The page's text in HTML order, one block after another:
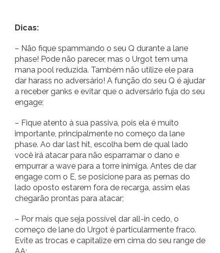
Dicas:
– Não fique spammando o seu Q durante a lane
phase! Pode não parecer, mas o Urgot tem uma
mana pool reduzida. Também não utilize ele para
dar harass no adversário! A função do seu Q é ajudar
a receber ganks e evitar que o adversário fuja do seu
engage;
– Fique atento à sua passiva, pois ela é muito
importante, principalmente no começo da lane
phase. Ao dar last hit, escolha bem de qual lado
você irá atacar para não esparramar o dano e
empurrar a wave para a torre inimiga. Antes de dar
engage com o E, se posicione para as pernas do
lado oposto estarem fora de recarga, assim elas
chegarão prontas para atacar;
– Por mais que seja possível dar all-in cedo, o
começo de lane do Urgot é particularmente fraco.
Evite as trocas e capitalize em cima do seu range de